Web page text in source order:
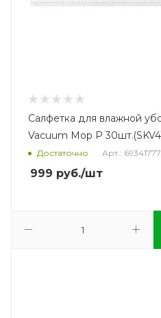
Салфетка для влажной
Vacuum Mop P
Достаточно Арт.:
999 руб./шт